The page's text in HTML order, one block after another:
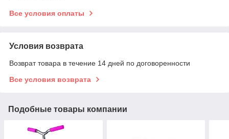
Все условия оплаты
Условия возврата
Возврат товара в течение 14 дней по договоренности
Все условия возврата
Подобные товары компании